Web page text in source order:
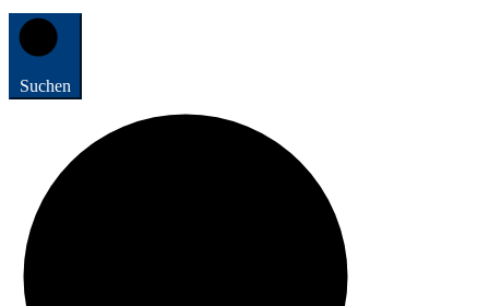
Suchen